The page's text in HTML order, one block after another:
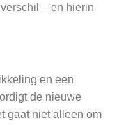
– en hierin
en een
de nieuwe
gaat niet alleen om